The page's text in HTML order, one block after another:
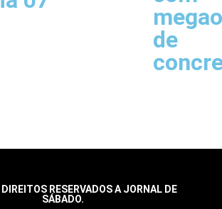
de
RESERVADOS A JORNAL DE
SÁBADO.